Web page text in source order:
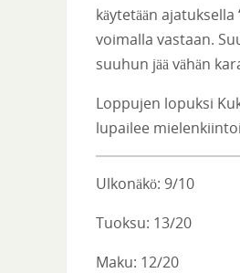
käytetään
voimalla vastaan.
suuhun jää vähän
Loppujen lopuksi
lupailee
Ulkonäkö: 9/10
Tuoksu: 13/20
Maku: 12/20